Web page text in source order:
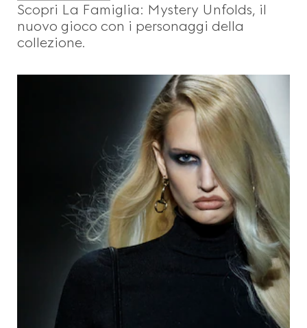
Scopri La Famiglia: Mystery Unfolds, il
nuovo gioco con i personaggi della
collezione.